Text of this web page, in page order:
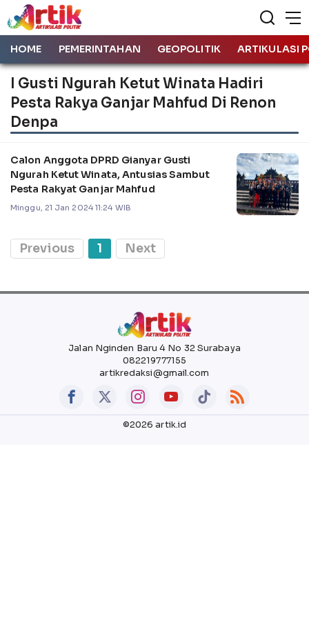
HOME PEMERINTAHAN GEOPOLITIK ARTIKULASI
I Gusti Ngurah Ketut Winata Hadiri
Pesta Rakya Ganjar Mahfud Di Renon
Denpa
Calon Anggota DPRD Gianyar Gusti
Ngurah Ketut Winata, Antusias Sambut
Pesta Rakyat Ganjar Mahfud
Minggu, 21 Jan 2024 11:24 WIB
Previous 1 Next
Jalan Nginden Baru 4 No 32 Surabaya
082219777155
artikredaksi@gmail.com
©2026 artik.id